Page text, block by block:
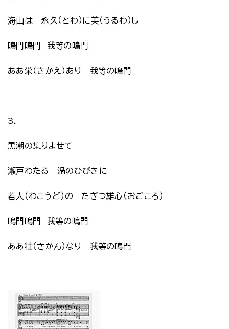
海山は 永久（とわ）に美（うるわ）し
鳴門鳴門 我等の鳴門
ああ栄（さかえ）あり 我等の鳴門
3.
黒潮の集りよせて
瀬戸わたる 渦のひびきに
若人（わこうど）の たぎつ雄心（おごころ）
鳴門鳴門 我等の鳴門
ああ壮（さかん）なり 我等の鳴門